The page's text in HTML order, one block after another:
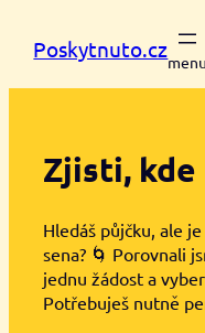
Poskytnuto.cz
Zjisti,
Hledáš půjčku, ale
sena? 🌀 Porovnali
jednu žádost a
Potřebuješ nutně